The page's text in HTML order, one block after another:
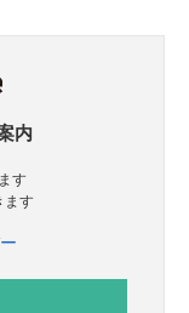
内
す
ます